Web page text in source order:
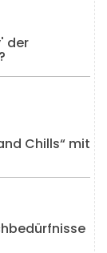
der
Chills“ mit